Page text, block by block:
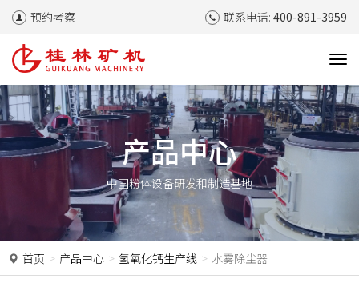
预约考察 联系电话: 400-891-3959
T
g
g
l
e
g
t
产品中心
中国粉体设备研发和制造基地
首页 产品中心 氢氧化钙生产线 水雾除尘器